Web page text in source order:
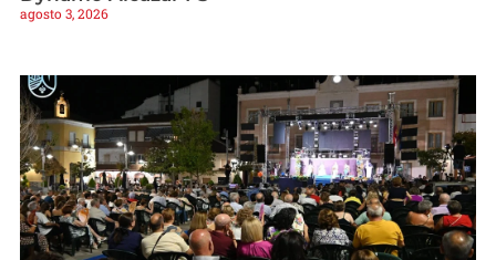
agosto 3, 2026